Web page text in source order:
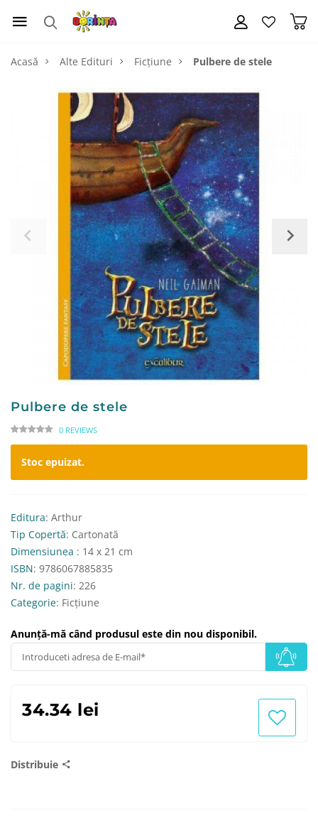
Acasă Alte Edituri Ficțiune Pulbere de stele
Pulbere de stele
0 REVIEWS
Stoc epuizat.
Editura: Arthur
Tip Copertă: Cartonată
Dimensiunea : 14 x 21 cm
ISBN: 9786067885835
Nr. de pagini: 226
Categorie: Ficțiune
Anunță-mă când produsul este din nou disponibil.
34.34 lei
Distribuie